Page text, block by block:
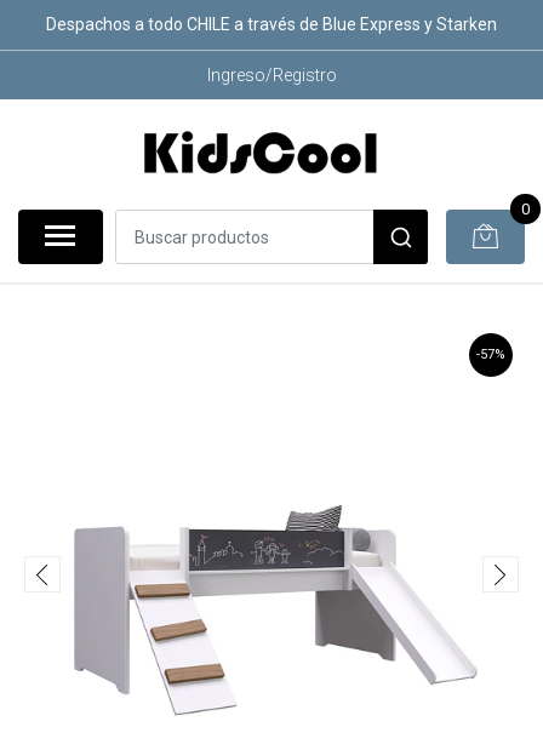
Despachos a todo CHILE a través de Blue Express y Starken
Ingreso/Registro
0
-57%